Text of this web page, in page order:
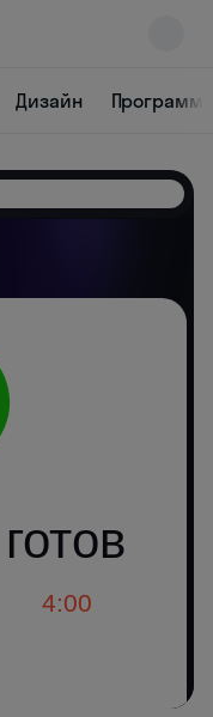
Дизайн